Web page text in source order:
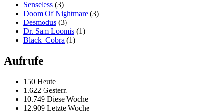
Senseless (3)
Doom Of Nightmare (3)
Desmodus (3)
Dr. Sam Loomis (1)
Black_Cobra (1)
Aufrufe
150 Heute
1.622 Gestern
10.749 Diese Woche
12.909 Letzte Woche